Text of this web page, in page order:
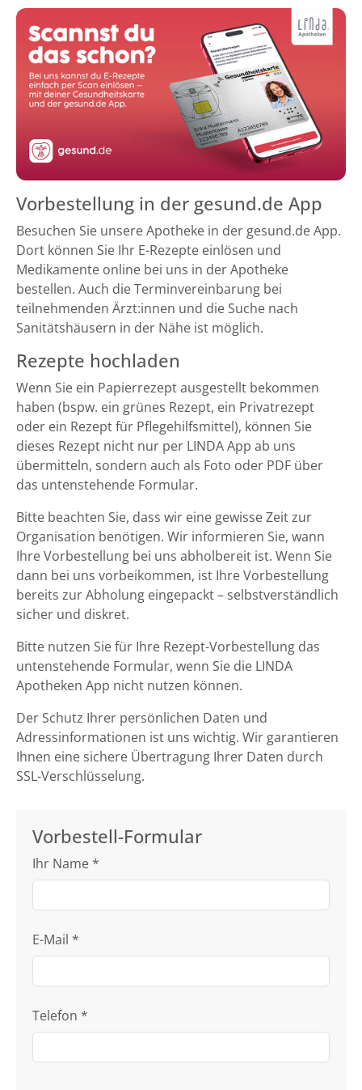
Vorbestellung in der gesund.de App
Besuchen Sie unsere Apotheke in der gesund.de App.
Dort können Sie Ihr E-Rezepte einlösen und
Medikamente online bei uns in der Apotheke
bestellen. Auch die Terminvereinbarung bei
teilnehmenden Ärzt:innen und die Suche nach
Sanitätshäusern in der Nähe ist möglich.
Rezepte hochladen
Wenn Sie ein Papierrezept ausgestellt bekommen
haben (bspw. ein grünes Rezept, ein Privatrezept
oder ein Rezept für Pflegehilfsmittel), können Sie
dieses Rezept nicht nur per LINDA App ab uns
übermitteln, sondern auch als Foto oder PDF über
das untenstehende Formular.
Bitte beachten Sie, dass wir eine gewisse Zeit zur
Organisation benötigen. Wir informieren Sie, wann
Ihre Vorbestellung bei uns abholbereit ist. Wenn Sie
dann bei uns vorbeikommen, ist Ihre Vorbestellung
bereits zur Abholung eingepackt – selbstverständlich
sicher und diskret.
Bitte nutzen Sie für Ihre Rezept-Vorbestellung das
untenstehende Formular, wenn Sie die LINDA
Apotheken App nicht nutzen können.
Der Schutz Ihrer persönlichen Daten und
Adressinformationen ist uns wichtig. Wir garantieren
Ihnen eine sichere Übertragung Ihrer Daten durch
SSL-Verschlüsselung.
Vorbestell-Formular
Ihr Name *
E-Mail *
Telefon *